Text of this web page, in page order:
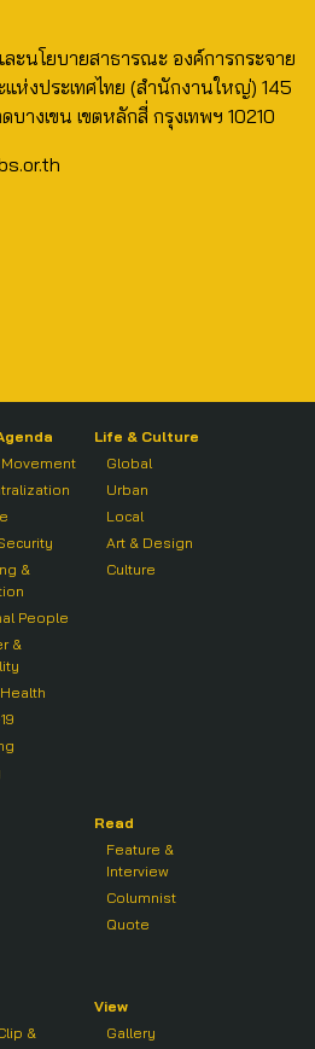
ะนโยบายสาธารณะ องค์การกระจาย
ห่งประเทศไทย (สำนักงานใหญ่) 145
างเขน เขตหลักสี่ กรุงเทพฯ 10210
&
People
&
Life & Culture
Global
Urban
Local
Art & Design
Culture
Read
Feature &
Interview
Columnist
Quote
&
View
Gallery